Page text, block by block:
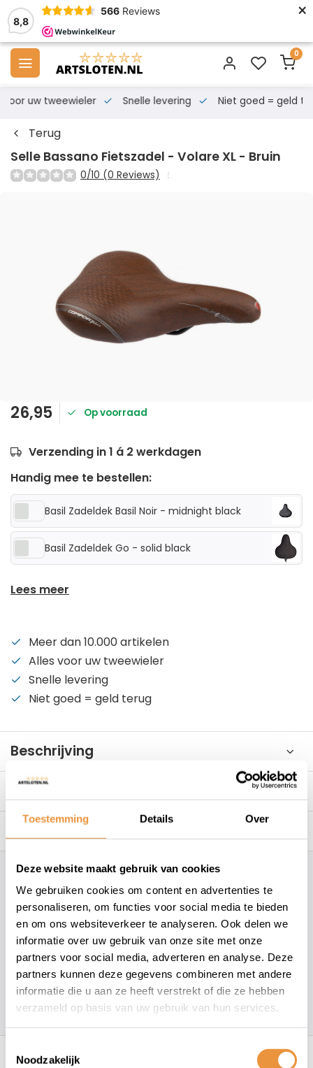
Toestemming Details Over
Deze website maakt gebruik van cookies
We gebruiken cookies om content en advertenties te
personaliseren, om functies voor social media te bieden
en om ons websiteverkeer te analyseren. Ook delen we
informatie over uw gebruik van onze site met onze
partners voor social media, adverteren en analyse. Deze
partners kunnen deze gegevens combineren met andere
informatie die u aan ze heeft verstrekt of die ze hebben
verzameld op basis van uw gebruik van hun services.
Noodzakelijk
8,8
566 Reviews ×
0
voor uw tweewieler Snelle levering Niet goed = geld
Terug
Selle Bassano Fietszadel - Volare XL - Bruin
0/10 (0 Reviews)
26,95 Op voorraad
Verzending in 1 á 2 werkdagen
Handig mee te bestellen:
Basil Zadeldek Basil Noir - midnight black
Basil Zadeldek Go - solid black
Lees meer
Meer dan 10.000 artikelen
Alles voor uw tweewieler
Snelle levering
Niet goed = geld terug
Beschrijving
Reviews
Gerelateerde producten
Hoe kunnen wij je helpen?
+31 78 780 2330
info@artsloten.nl
157 klanten geven een 4.7/5 op